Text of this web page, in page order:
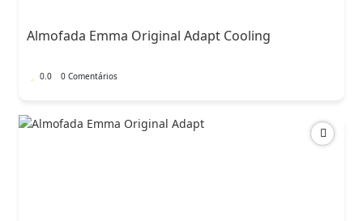
102,00 €.
71,40 €.
Almofada Emma Original Adapt Cooling
0.0 0 Comentários